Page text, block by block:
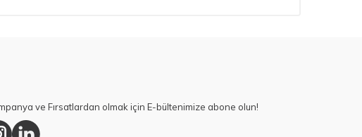
ve Fırsatlardan olmak için E-bültenimize abone olun!